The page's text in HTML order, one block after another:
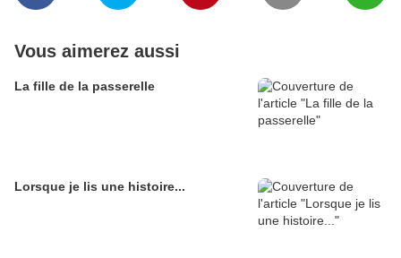
Vous aimerez aussi
La fille de la passerelle
Lorsque je lis une histoire...